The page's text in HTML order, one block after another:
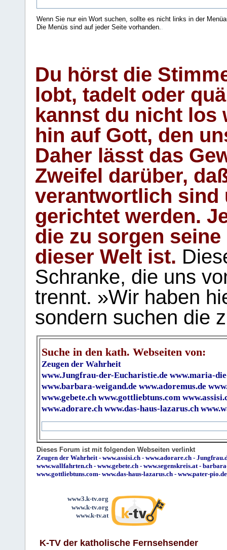
Wenn Sie nur ein Wort suchen, sollte es nicht links in der
Die Menüs sind auf jeder Seite vorhanden.
Du hörst die
lobt, tadelt oder
kannst du nicht los
hin auf Gott, den
Daher lässt das
Zweifel darüber,
verantwortlich sind
gerichtet werden.
die zu sorgen
dieser Welt ist.
Schranke, die uns
trennt. »Wir haben
sondern suchen die
Suche in den kath. Webseiten von:
Zeugen der Wahrheit
www.Jungfrau-der-Eucharistie.de www.maria-
www.barbara-weigand.de www.adoremus.de
www.gebete.ch www.gottliebtuns.com
www.adorare.ch www.das-haus-lazarus.ch
Dieses Forum ist mit folgenden Webseiten verlinkt
Zeugen der Wahrheit - www.assisi.ch - www.adorare.ch -
www.wallfahrten.ch - www.gebete.ch - www.segenskreis.at -
www.gottliebtuns.com- www.das-haus-lazarus.ch - www.pater-pio.de
www3.k-tv.org
www.k-tv.org
www.k-tv.at
K-TV der katholische Fernsehsender